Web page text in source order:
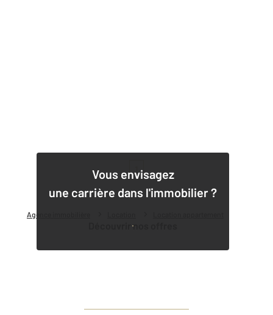
Agence immobilière
Vous envisagez
une carrière dans l'immobilier ?
Découvrir nos offres